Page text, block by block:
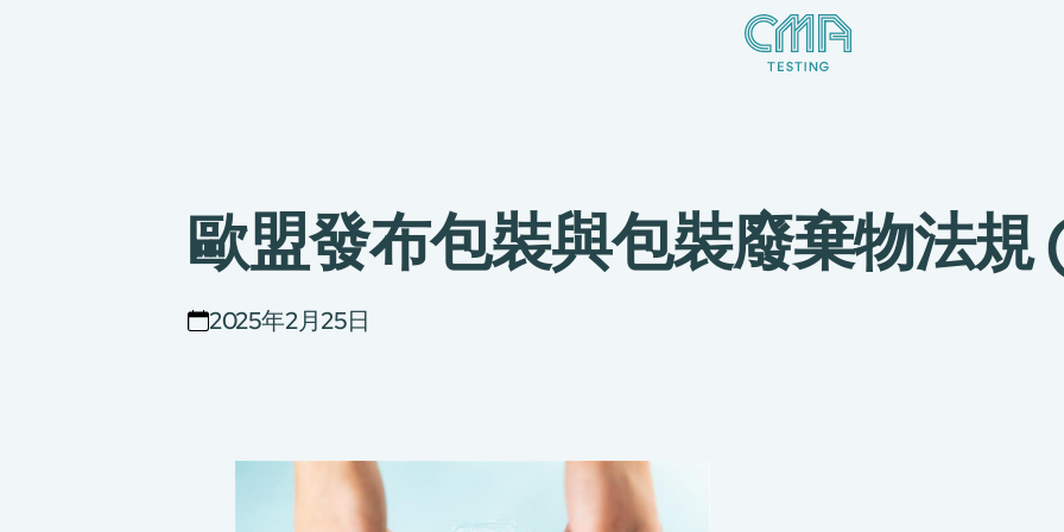
歐盟發布包裝與包裝廢棄物法規
2025年2月25日